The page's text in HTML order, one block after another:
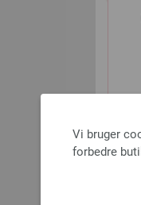
Vi bruger
forbedre